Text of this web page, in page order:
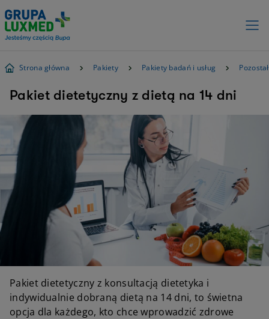
Strona główna Pakiety Pakiety badań i usług
Pakiet dietetyczny z dietą na 14 dni
Pakiet dietetyczny z konsultacją dietetyka i
indywidualnie dobraną dietą na 14 dni, to świetna
opcja dla każdego, kto chce wprowadzić zdrowe